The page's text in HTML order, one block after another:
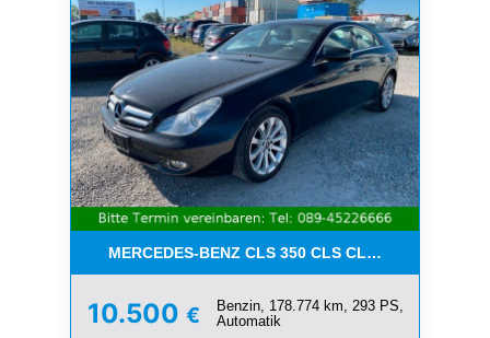
MERCEDES-BENZ CLS 350 CLS CLS 350
10.500 €
Benzin, 178.774 km, 293 PS,
Automatik